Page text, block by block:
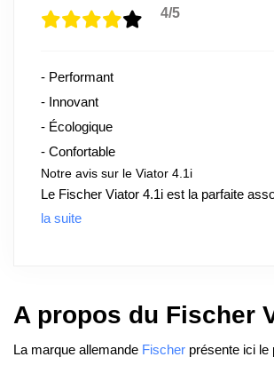
4/5
- Performant
- Innovant
- Écologique
- Confortable
Notre avis sur le Viator 4.1i
Le Fischer Viator 4.1i est la parfaite
la suite
A propos du Fischer
La marque allemande Fischer présente ici le